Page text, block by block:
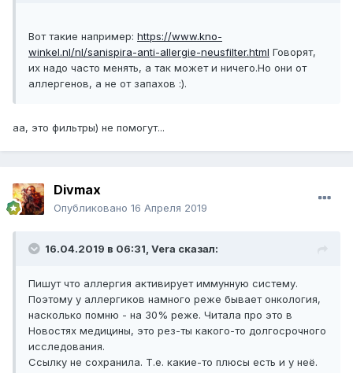
Вот такие например: https://www.kno-
winkel.nl/nl/sanispira-anti-allergie-neusfilter.html Говорят,
их надо часто менять, а так может и ничего.Но они от
аллергенов, а не от запахов :).
аа, это фильтры) не помогут...
Divmax
Опубликовано 16 Апреля 2019
16.04.2019 в 06:31, Vera сказал:
Пишут что аллергия активирует иммунную систему.
Поэтому у аллергиков намного реже бывает онкология,
насколько помню - на 30% реже. Читала про это в
Новостях медицины, это рез-ты какого-то долгосрочного
исследования.
Ссылку не сохранила. Т.е. какие-то плюсы есть и у неё.